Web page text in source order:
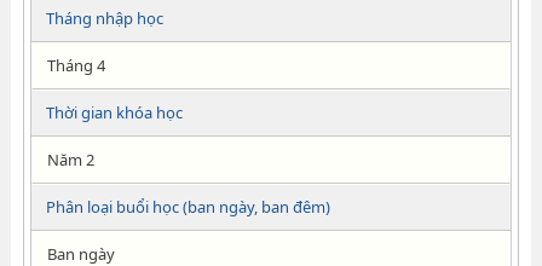
Tháng nhập học
Tháng 4
Thời gian khóa học
Năm 2
Phân loại buổi học (ban ngày, ban đêm)
Ban ngày